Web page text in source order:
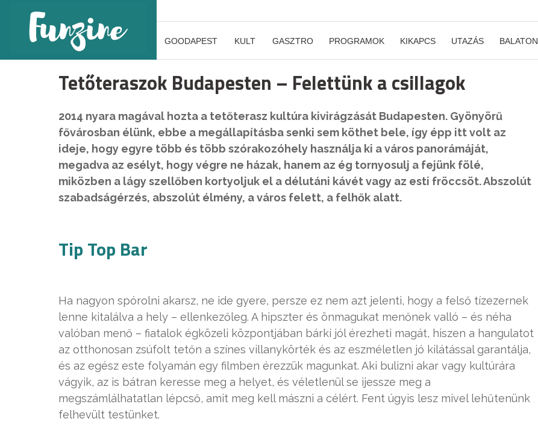
GOODAPEST KULT GASZTRO PROGRAMOK KIKAPCS UTAZÁS BALATON
Tetőteraszok Budapesten – Felettünk a csillagok
2014 nyara magával hozta a tetőterasz kultúra kivirágzását Budapesten. Gyönyörű
fővárosban élünk, ebbe a megállapításba senki sem köthet bele, így épp itt volt az
ideje, hogy egyre több és több szórakozóhely használja ki a város panorámáját,
megadva az esélyt, hogy végre ne házak, hanem az ég tornyosulj a fejünk fölé,
miközben a lágy szellőben kortyoljuk el a délutáni kávét vagy az esti fröccsöt. Abszolút
szabadságérzés, abszolút élmény, a város felett, a felhők alatt.
Tip Top Bar
Ha nagyon spórolni akarsz, ne ide gyere, persze ez nem azt jelenti, hogy a felső tízezernek
lenne kitalálva a hely – ellenkezőleg. A hipszter és önmagukat menőnek valló – és néha
valóban menő – fiatalok égközeli központjában bárki jól érezheti magát, hiszen a hangulatot
az otthonosan zsúfolt tetőn a színes villanykörték és az eszméletlen jó kilátással garantálja,
és az egész este folyamán egy filmben érezzük magunkat. Aki bulizni akar vagy kultúrára
vágyik, az is bátran keresse meg a helyet, és véletlenül se ijessze meg a
megszámlálhatatlan lépcső, amit meg kell mászni a célért. Fent úgyis lesz mivel lehűtenünk
felhevült testünket.